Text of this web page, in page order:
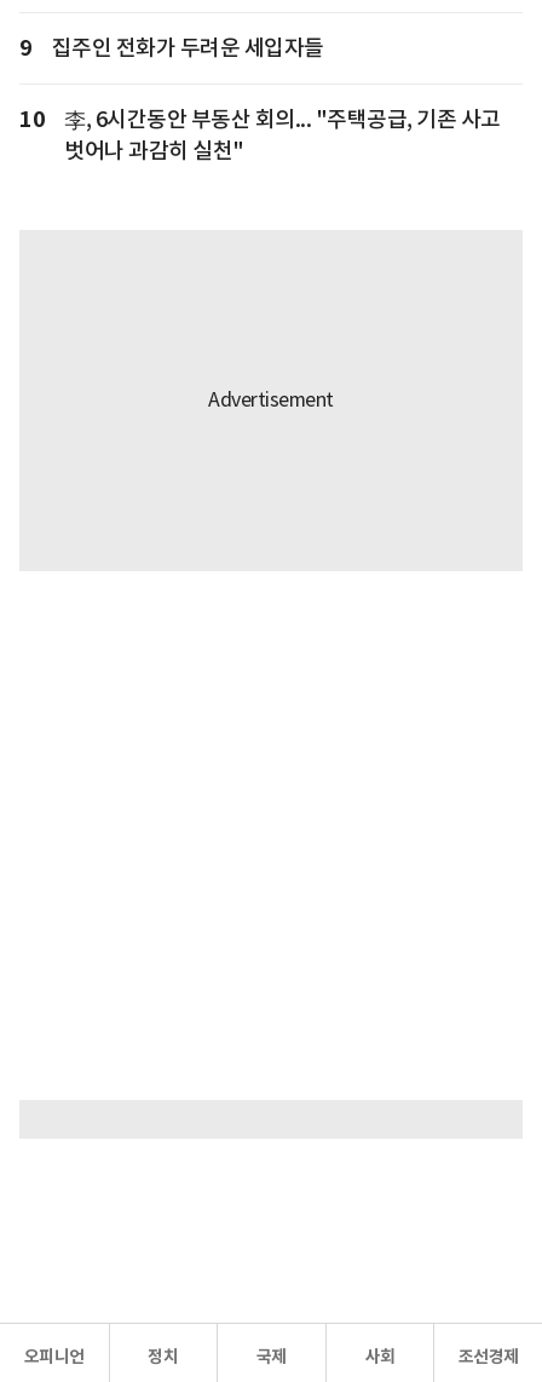
9 집주인 전화가 두려운 세입자들
10
李, 6시간동안 부동산 회의... "주택공급, 기존 사고
벗어나 과감히 실천"
오피니언 정치 국제 사회 조선경제